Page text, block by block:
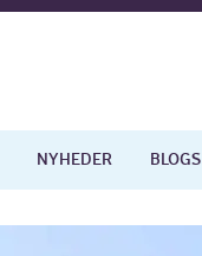
NYHEDER BLOGS